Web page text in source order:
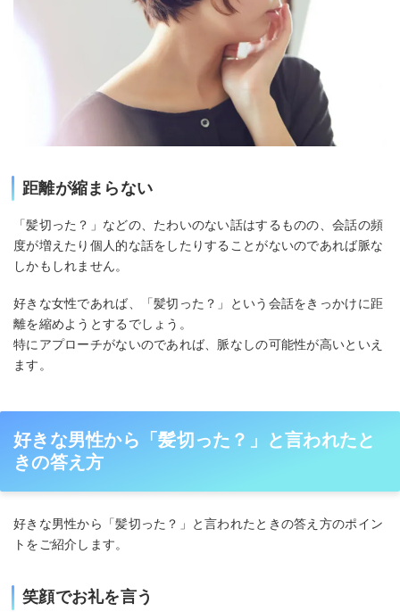
距離が縮まらない
「髪切った？」などの、たわいのない話はするものの、会話の頻
度が増えたり個人的な話をしたりすることがないのであれば脈な
しかもしれません。
好きな女性であれば、「髪切った？」という会話をきっかけに距
離を縮めようとするでしょう。
特にアプローチがないのであれば、脈なしの可能性が高いといえ
ます。
好きな男性から「髪切った？」と言われたと
きの答え方
好きな男性から「髪切った？」と言われたときの答え方のポイン
トをご紹介します。
笑顔でお礼を言う